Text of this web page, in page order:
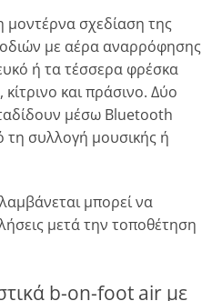
μοντέρνα σχεδίαση της
με αέρα αναρρόφησης
ή τα τέσσερα φρέσκα
και πράσινο. Δύο
μέσω Bluetooth
συλλογή μουσικής ή
μπορεί να
μετά την τοποθέτηση
b-on-foot air με